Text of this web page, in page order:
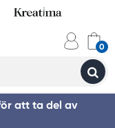
att ta del av